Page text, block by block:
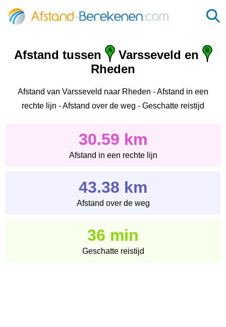
Afstand tussen
Varsseveld en
Rheden
Afstand van Varsseveld naar Rheden - Afstand in een
rechte lijn - Afstand over de weg - Geschatte reistijd
30.59 km
Afstand in een rechte lijn
43.38 km
Afstand over de weg
36 min
Geschatte reistijd